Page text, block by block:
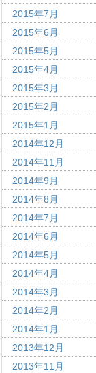
2015年7月
2015年6月
2015年5月
2015年4月
2015年3月
2015年2月
2015年1月
2014年12月
2014年11月
2014年9月
2014年8月
2014年7月
2014年6月
2014年5月
2014年4月
2014年3月
2014年2月
2014年1月
2013年12月
2013年11月